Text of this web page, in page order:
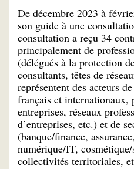
De décembre 2023 à
son guide à une
consultation a reçu 34
principalement de
(délégués à la protection
consultants, têtes de
représentent des acteurs
français et internationaux,
entreprises, réseaux
d’entreprises, etc.) et de
(banque/finance,
numérique/IT,
collectivités territoriales,